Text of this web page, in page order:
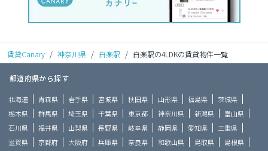
賃貸Canary / 神奈川県 / 白楽駅 / 白楽駅の4LDKの賃貸物件一覧
都道府県から探す
北海道 青森県 岩手県 宮城県 秋田県 山形県 福島県
茨城県
栃木県
群馬県 埼玉県 千葉県 東京都 神奈川県 新潟県
富山県
石川県
福井県 山梨県 長野県 岐阜県 静岡県 愛知県
三重県
滋賀県
京都府 大阪府 兵庫県 奈良県 和歌山県 鳥取県
島根県